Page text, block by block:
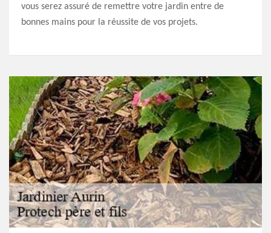
vous serez assuré de remettre votre jardin entre de
bonnes mains pour la réussite de vos projets.